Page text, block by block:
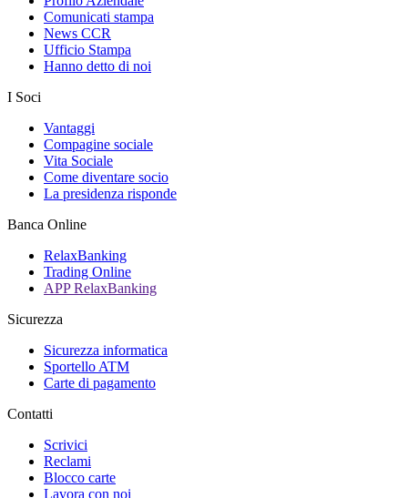
Comunicati stampa
News CCR
Ufficio Stampa
Hanno detto di noi
I Soci
Vantaggi
Compagine sociale
Vita Sociale
Come diventare socio
La presidenza risponde
Banca Online
RelaxBanking
Trading Online
APP RelaxBanking
Sicurezza
Sicurezza informatica
Sportello ATM
Carte di pagamento
Contatti
Scrivici
Reclami
Blocco carte
Lavora con noi